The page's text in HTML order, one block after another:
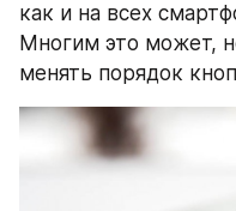
как и на всех
Многим это может,
менять порядок